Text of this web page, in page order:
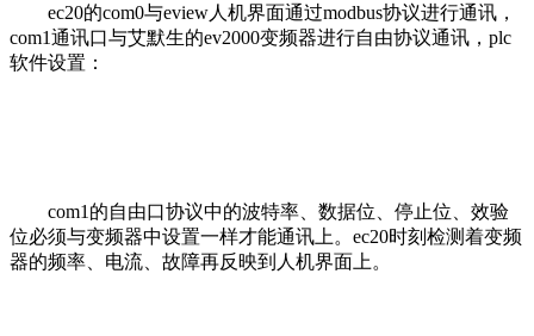
ec20的com0与eview人机界面通过modbus协议进行通讯，
com1通讯口与艾默生的ev2000变频器进行自由协议通讯，plc
软件设置：
com1的自由口协议中的波特率、数据位、停止位、效验
位必须与变频器中设置一样才能通讯上。ec20时刻检测着变频
器的频率、电流、故障再反映到人机界面上。